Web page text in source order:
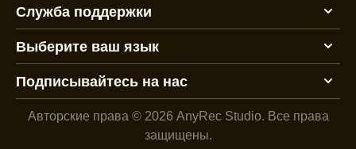
Служба поддержки
Выберите ваш язык
Подписывайтесь на нас
Авторские права © 2026 AnyRec Studio. Все права
защищены.